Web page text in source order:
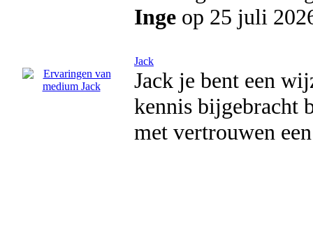
Inge op 25 juli
Jack
Jack je bent een
kennis bijgebracht
met vertrouwen